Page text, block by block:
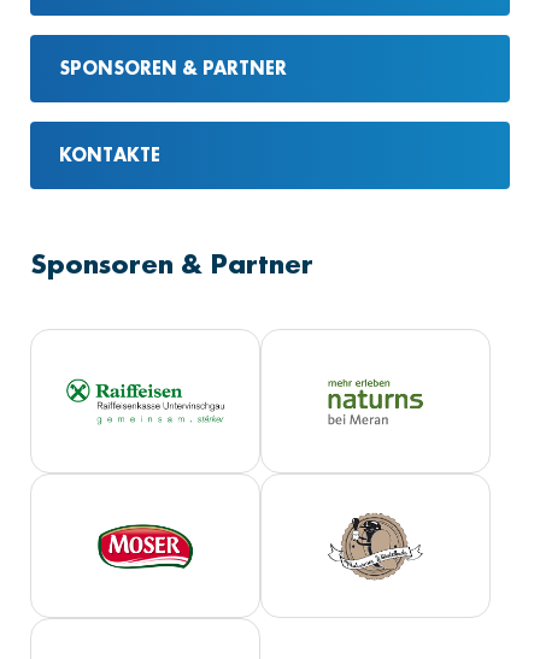
SPONSOREN & PARTNER
KONTAKTE
Sponsoren & Partner